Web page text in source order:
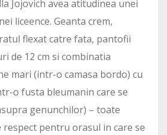
Jojovich avea atitudinea unei
liceence. Geanta crem,
flexat catre fata, pantofii
de 12 cm si combinatia
mari (intr-o camasa bordo) cu
o fusta bleumanin care se
genunchilor) – toate
respect pentru orasul in care se